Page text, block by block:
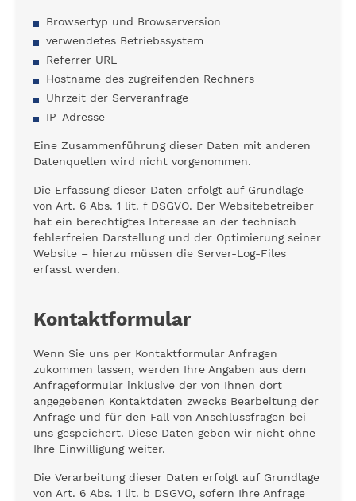
Browsertyp und Browserversion
verwendetes Betriebssystem
Referrer URL
Hostname des zugreifenden Rechners
Uhrzeit der Serveranfrage
IP-Adresse
Eine Zusammenführung dieser Daten mit anderen
Datenquellen wird nicht vorgenommen.
Die Erfassung dieser Daten erfolgt auf Grundlage
von Art. 6 Abs. 1 lit. f DSGVO. Der Websitebetreiber
hat ein berechtigtes Interesse an der technisch
fehlerfreien Darstellung und der Optimierung seiner
Website – hierzu müssen die Server-Log-Files
erfasst werden.
Kontaktformular
Wenn Sie uns per Kontaktformular Anfragen
zukommen lassen, werden Ihre Angaben aus dem
Anfrageformular inklusive der von Ihnen dort
angegebenen Kontaktdaten zwecks Bearbeitung der
Anfrage und für den Fall von Anschlussfragen bei
uns gespeichert. Diese Daten geben wir nicht ohne
Ihre Einwilligung weiter.
Die Verarbeitung dieser Daten erfolgt auf Grundlage
von Art. 6 Abs. 1 lit. b DSGVO, sofern Ihre Anfrage